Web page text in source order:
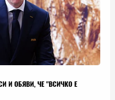
И ОБЯВИ, ЧЕ "ВСИЧКО Е